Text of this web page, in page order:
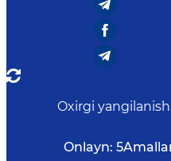
Oxirgi yangilanish
Onlayn: 5